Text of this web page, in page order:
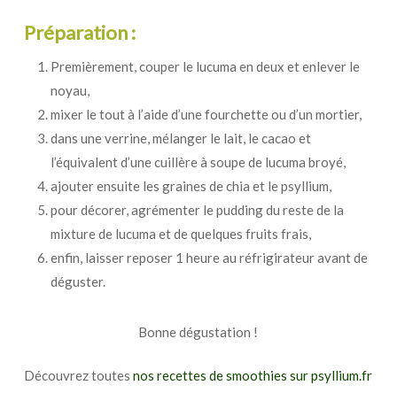
Préparation :
Premièrement, couper le lucuma en deux et enlever le
noyau,
mixer le tout à l’aide d’une fourchette ou d’un mortier,
dans une verrine, mélanger le lait, le cacao et
l’équivalent d’une cuillère à soupe de lucuma broyé,
ajouter ensuite les graines de chia et le psyllium,
pour décorer, agrémenter le pudding du reste de la
mixture de lucuma et de quelques fruits frais,
enfin, laisser reposer 1 heure au réfrigirateur avant de
déguster.
Bonne dégustation !
Découvrez toutesnos recettes de smoothies sur psyllium.fr